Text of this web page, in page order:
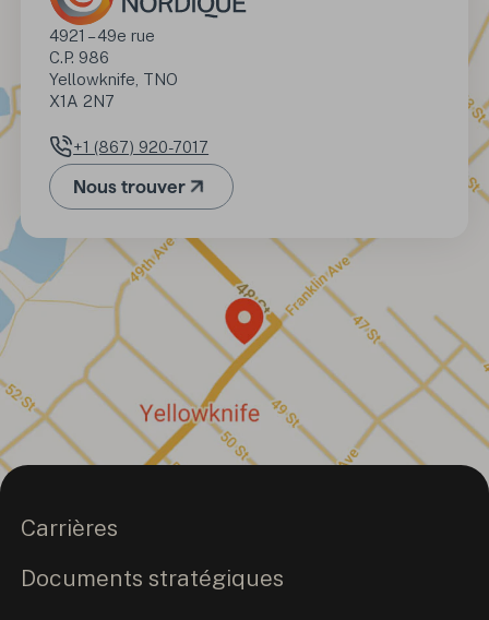
Adresse
4921 – 49e rue
C.P. 986
Yellowknife, TNO
X1A 2N7
Numéro de téléphone
+1 (867) 920-7017
Nous trouver(Ouvre dans un nouvel onglet)
Carrières
Documents stratégiques